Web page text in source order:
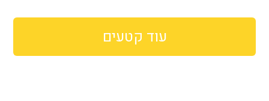
עוד קטעים